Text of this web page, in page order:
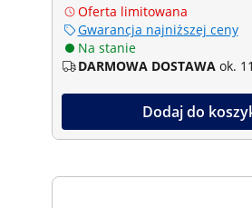
Oferta limitowana
Gwarancja najniższej ceny
Na stanie
DARMOWA DOSTAWA ok.
Dodaj do